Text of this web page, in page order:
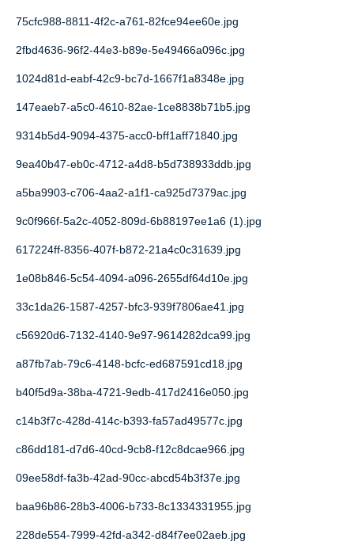
75cfc988-8811-4f2c-a761-82fce94ee60e.jpg
2fbd4636-96f2-44e3-b89e-5e49466a096c.jpg
1024d81d-eabf-42c9-bc7d-1667f1a8348e.jpg
147eaeb7-a5c0-4610-82ae-1ce8838b71b5.jpg
9314b5d4-9094-4375-acc0-bff1aff71840.jpg
9ea40b47-eb0c-4712-a4d8-b5d738933ddb.jpg
a5ba9903-c706-4aa2-a1f1-ca925d7379ac.jpg
9c0f966f-5a2c-4052-809d-6b88197ee1a6 (1).jpg
617224ff-8356-407f-b872-21a4c0c31639.jpg
1e08b846-5c54-4094-a096-2655df64d10e.jpg
33c1da26-1587-4257-bfc3-939f7806ae41.jpg
c56920d6-7132-4140-9e97-9614282dca99.jpg
a87fb7ab-79c6-4148-bcfc-ed687591cd18.jpg
b40f5d9a-38ba-4721-9edb-417d2416e050.jpg
c14b3f7c-428d-414c-b393-fa57ad49577c.jpg
c86dd181-d7d6-40cd-9cb8-f12c8dcae966.jpg
09ee58df-fa3b-42ad-90cc-abcd54b3f37e.jpg
baa96b86-28b3-4006-b733-8c1334331955.jpg
228de554-7999-42fd-a342-d84f7ee02aeb.jpg